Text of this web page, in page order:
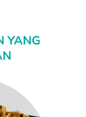
YANG